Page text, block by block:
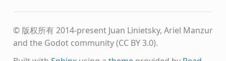
© 版权所有 2014-present Juan Linietsky, Ariel Manzur
and the Godot community (CC BY 3.0).